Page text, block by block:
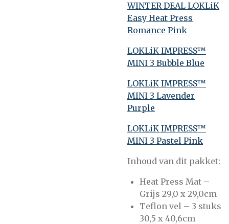
WINTER DEAL LOKLiK
Easy Heat Press
Romance Pink
LOKLiK IMPRESS™
MINI 3 Bubble Blue
LOKLiK IMPRESS™
MINI 3 Lavender
Purple
LOKLiK IMPRESS™
MINI 3 Pastel Pink
Inhoud van dit pakket:
Heat Press Mat –
Grijs 29,0 x 29,0cm
Teflon vel – 3 stuks
30,5 x 40,6cm